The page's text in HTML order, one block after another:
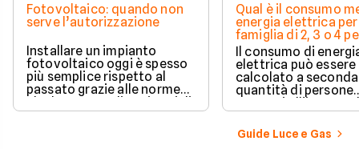
Fotovoltaico: quando non
serve l’autorizzazione
Installare un impianto
fotovoltaico oggi è spesso
più semplice rispetto al
passato grazie alle norme
che hanno ampliato i casi di
edilizia libera.
Qual è il consumo
energia elettrica per
famiglia di 2, 3 o 4
Il consumo di
elettrica può essere
calcolato a
quantità di persone
presenti all'interno
determinato
numerosi i fattori
influenzano questo
Guide Luce e Gas